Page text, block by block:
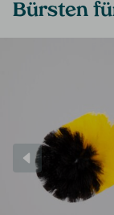
Bürsten